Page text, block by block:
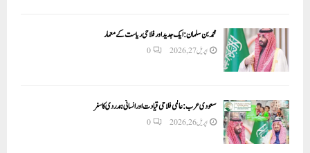
محمد بن سلمان: ایک جدید اور فلاحی ریاست کے معمار
اپریل 27, 2026 0
سعودی عرب: عالمی فلاحی قیادت اور انسانی ہمدردی کا سفر
اپریل 26, 2026 0